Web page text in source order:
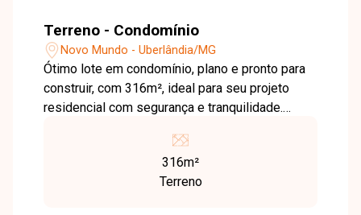
Terreno - Condomínio
Novo Mundo - Uberlândia/MG
Ótimo lote em condomínio, plano e pronto para
construir, com 316m², ideal para seu projeto
residencial com segurança e tranquilidade.
conhecer pessoalmente todos os detalhes
deste incrível imóvel. Estamos à disposição
para esclarecer suas dúvidas e auxiliar em todo
316m²
Terreno